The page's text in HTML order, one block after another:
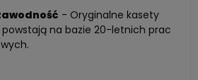
- Oryginalne kasety
powstają na bazie 20-letnich prac